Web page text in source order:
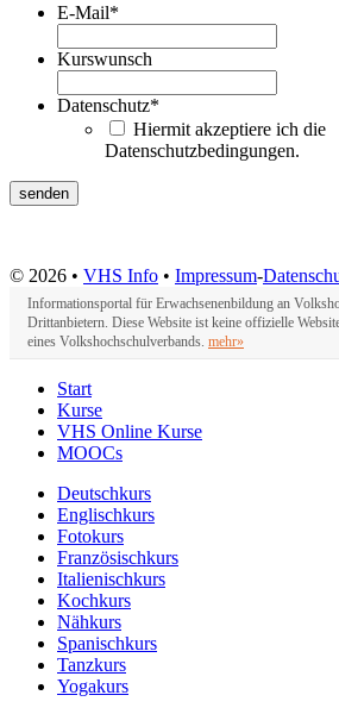
E-Mail*
Kurswunsch
Datenschutz*
Hiermit akzeptiere ich die
Datenschutzbedingungen.
© 2026 • VHS Info • Impressum-
Informationsportal für Erwachsenenbildung an
Drittanbietern. Diese Website ist keine offizielle
eines Volkshochschulverbands. mehr»
Start
Kurse
VHS Online Kurse
MOOCs
Deutschkurs
Englischkurs
Fotokurs
Französischkurs
Italienischkurs
Kochkurs
Nähkurs
Spanischkurs
Tanzkurs
Yogakurs